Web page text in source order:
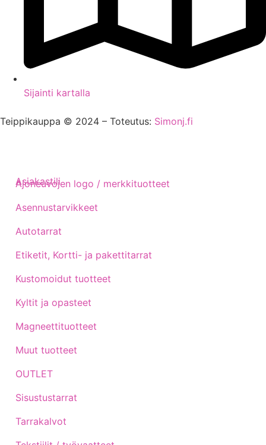
Sijainti kartalla
Teippikauppa © 2024 – Toteutus: Simonj.fi
Ajoneuvojen logo / merkkituotteet
Asennustarvikkeet
Autotarrat
Etiketit, Kortti- ja pakettitarrat
Kustomoidut tuotteet
Kyltit ja opasteet
Magneettituotteet
Muut tuotteet
OUTLET
Sisustustarrat
Tarrakalvot
Asiakastili